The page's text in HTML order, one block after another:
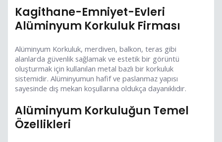
Kagithane-Emniyet-Evleri
Alüminyum Korkuluk Firması
Alüminyum Korkuluk, merdiven, balkon, teras gibi
alanlarda güvenlik sağlamak ve estetik bir görüntü
oluşturmak için kullanılan metal bazlı bir korkuluk
sistemidir. Alüminyumun hafif ve paslanmaz yapısı
sayesinde dış mekan koşullarına oldukça dayanıklıdır.
Alüminyum Korkuluğun Temel
Özellikleri